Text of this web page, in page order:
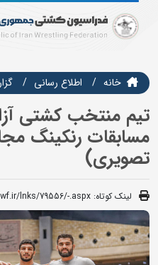
خانه اطلاع رسانی
تیم منتخب کشتی
مسابقات رنکینگ
تصویری)
لینک کوتاه: lnks/79556/-.aspx